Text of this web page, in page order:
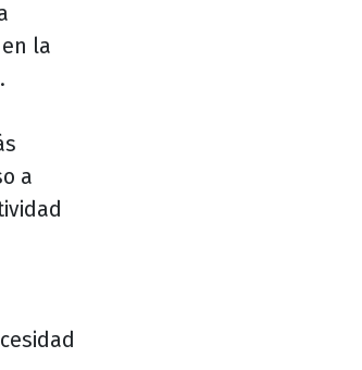
la
.
a